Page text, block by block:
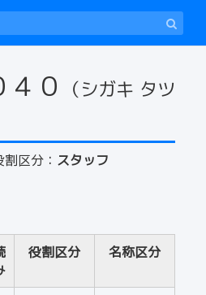
０
（シガキ タツ
割区分： スタッフ
役割区分 名称区分